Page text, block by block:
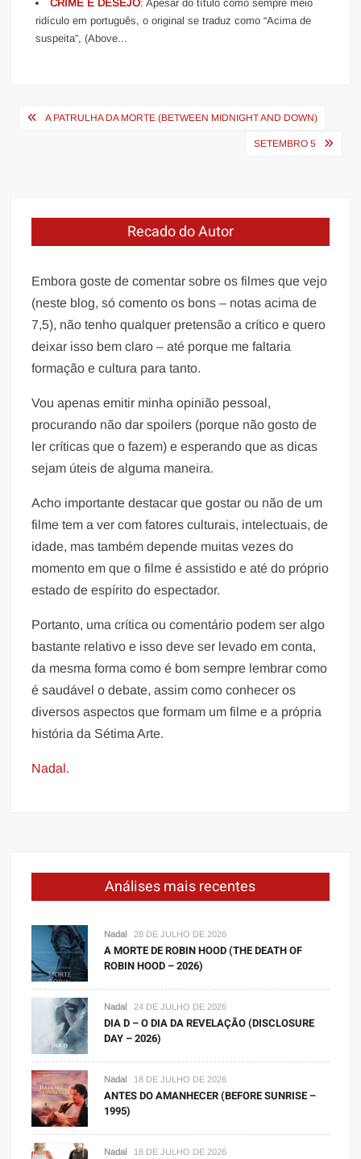
CRIME E DESEJO: Apesar do título como sempre meio
ridículo em português, o original se traduz como “Acima de
suspeita”, (Above...
Navegação
A PATRULHA DA MORTE (BETWEEN MIDNIGHT AND DOWN)
SETEMBRO 5
Recado do Autor
Embora goste de comentar sobre os filmes que vejo
(neste blog, só comento os bons – notas acima de
7,5), não tenho qualquer pretensão a crítico e quero
deixar isso bem claro – até porque me faltaria
formação e cultura para tanto.
Vou apenas emitir minha opinião pessoal,
procurando não dar spoilers (porque não gosto de
ler críticas que o fazem) e esperando que as dicas
sejam úteis de alguma maneira.
Acho importante destacar que gostar ou não de um
filme tem a ver com fatores culturais, intelectuais, de
idade, mas também depende muitas vezes do
momento em que o filme é assistido e até do próprio
estado de espírito do espectador.
Portanto, uma crítica ou comentário podem ser algo
bastante relativo e isso deve ser levado em conta,
da mesma forma como é bom sempre lembrar como
é saudável o debate, assim como conhecer os
diversos aspectos que formam um filme e a própria
história da Sétima Arte.
Nadal.
Análises mais recentes
Nadal 28 DE JULHO DE 2026
A MORTE DE ROBIN HOOD (THE DEATH OF
ROBIN HOOD – 2026)
Nadal 24 DE JULHO DE 2026
DIA D – O DIA DA REVELAÇÃO (DISCLOSURE
DAY – 2026)
Nadal 18 DE JULHO DE 2026
ANTES DO AMANHECER (BEFORE SUNRISE –
1995)
Nadal 18 DE JULHO DE 2026